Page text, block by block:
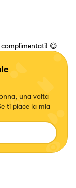
😋
una volta
ti piace la mia